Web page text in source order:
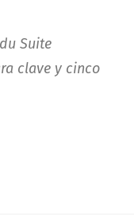
Suite
clave y cinco